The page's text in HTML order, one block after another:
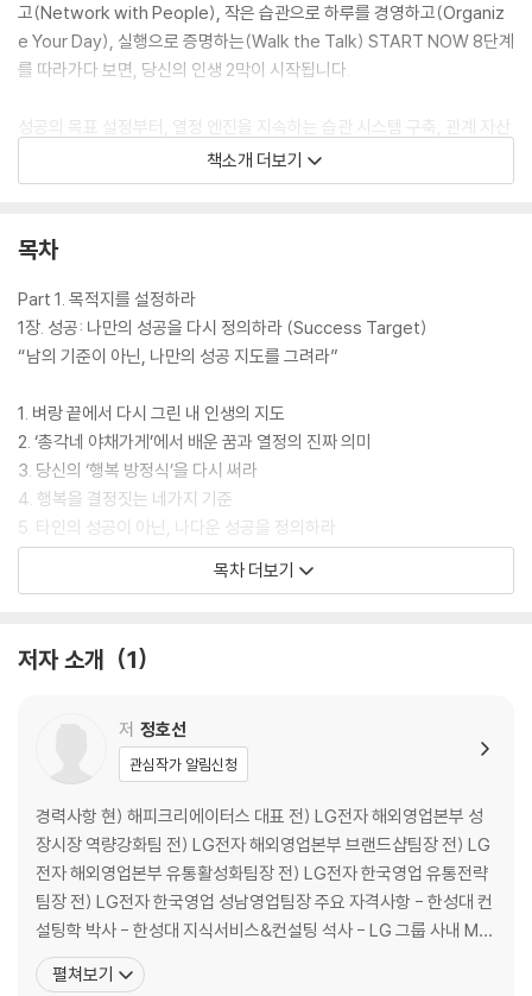
고(Network with People), 작은 습관으로 하루를 경영하고(Organiz
e Your Day), 실행으로 증명하는(Walk the Talk) START NOW 8단계
를 따라가다 보면, 당신의 인생 2막이 시작됩니다.
성공의 목표 설정부터, 열정 엔진을 지속하는 습관 시스템 구축, 관계 자산
을 키우는 지혜까지, 당신의 인생을 주도하는 '행복한 자기 경영자'가 되는
구체적인 로드맵이 담겨 있습니다.
시오. START NOW
책소개 더보기
목차
Part 1. 목적지를 설정하라
1장. 성공: 나만의 성공을 다시 정의하라 (Success Target)
“남의 기준이 아닌, 나만의 성공 지도를 그려라”
1. 벼랑 끝에서 다시 그린 내 인생의 지도
2. ‘총각네 야채가게’에서 배운 꿈과 열정의 진짜 의미
3. 당신의 ‘행복 방정식’을 다시 써라
4. 행복을 결정짓는 네가지 기준
5. 타인의 성공이 아닌, 나다운 성공을 정의하라
6. 행복한 성공으로 향하는 첫걸음
[ 1장 자기 경영 워크시트: 나만의 성공 정의하기 ]
2장. 비전: 보이지 않는 것을 보는 힘 (Think Big)
1. 꿈과 비전이 인생의 엔진이 된다
2. 목표가 없는 삶은 GPS 없는 여행이다
3. 비전은 글로 써야 현실이 된다
4. 미래, 상상하고 준비하는 자의 것이다
[ 2장 자기 경영 워크시트: 인생의 항로 그리기 ]
3장. 긍정: 불황에도 살아남는 사람들의 비밀 (Act Positive)
“긍정은 재능이 아니라 기술이다”
목차 더보기
저자 소개 1
저 정호선
관심작가 알림신청
경력사항 현) 해피크리에이터스 대표 전) LG전자 해외영업본부 성
장시장 역량강화팀 전) LG전자 해외영업본부 브랜드샵팀장 전) LG
전자 해외영업본부 유통활성화팀장 전) LG전자 한국영업 유통전략
팀장 전) LG전자 한국영업 성남영업팀장 주요 자격사항 - 한성대 컨
설팅학 박사 - 한성대 지식서비스&컨설팅 석사 - LG 그룹 사내 MB
A 수석 졸업 - 한국생애재무설계사 (KLPA) - KAC 코치자격과정
수료 주요 저서 - 마술의 힘 (소통의 기술) - 잔소리 심리학 (관계의
펼쳐보기